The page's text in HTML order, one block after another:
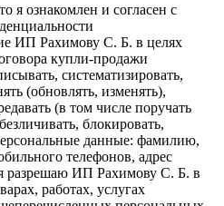
я ознакомлен и согласен с
ИП Рахимову С. Б. в целях
купли-продажи
систематизировать,
(обновлять, изменять),
(в том числе поручать
блокировать,
данные: фамилию,
телефонов, адрес
разрешаю ИП Рахимову С. Б. в
работах, услугах